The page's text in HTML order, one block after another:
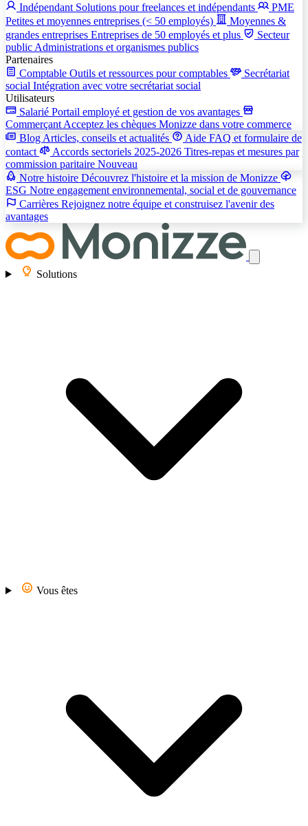
Indépendant Solutions pour freelances et indépendants
PME
Petites et moyennes entreprises (< 50 employés)
Moyennes &
grandes entreprises Entreprises de 50 employés et plus
Secteur
public Administrations et organismes publics
Partenaires
Comptable Outils et ressources pour comptables
Secrétariat
social Intégration avec votre secrétariat social
Utilisateurs
Salarié Portail employé et gestion de vos avantages
Commerçant Acceptez les chèques Monizze dans votre commerce
Blog Articles, conseils et actualités Aide FAQ et formulaire de
contact
Accords sectoriels 2025-2026 Titres-repas et mesures par
commission paritaire Nouveau
Notre histoire Découvrez l'histoire et la mission de Monizze
ESG Notre engagement environnemental, social et de gouvernance
Carrières Rejoignez notre équipe et construisez l'avenir des
avantages
Solutions
Vous êtes